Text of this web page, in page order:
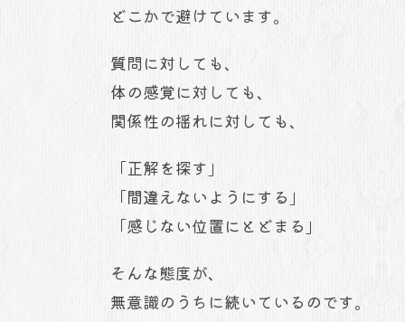
どこかで避けています。
質問に対しても、
体の感覚に対しても、
関係性の揺れに対しても、
「正解を探す」
「間違えないようにする」
「感じない位置にとどまる」
そんな態度が、
無意識のうちに続いているのです。